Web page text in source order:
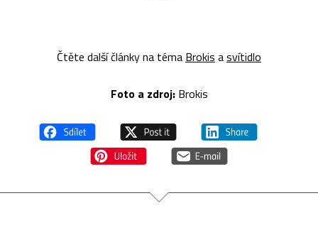
Čtěte další články na téma Brokis asvítidlo
Foto a zdroj:Brokis